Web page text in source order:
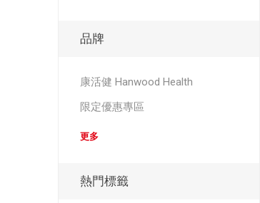
品牌
康活健 Hanwood Health
限定優惠專區
更多
熱門標籤